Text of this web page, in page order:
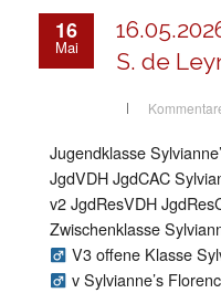
16
Mai
S. de
Jugendklasse
JgdVDH JgdCAC
v2 JgdResVDH
Zwischenklasse
V3 offene Klasse
v Sylvianne’s